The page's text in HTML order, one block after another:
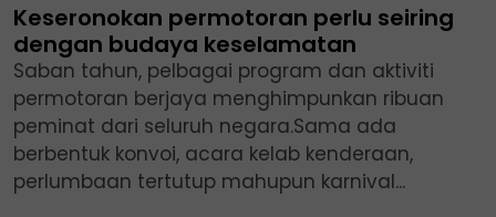
Keseronokan permotoran perlu seiring
dengan budaya keselamatan
Saban tahun, pelbagai program dan aktiviti
permotoran berjaya menghimpunkan ribuan
peminat dari seluruh negara.Sama ada
berbentuk konvoi, acara kelab kenderaan,
perlumbaan tertutup mahupun karnival...